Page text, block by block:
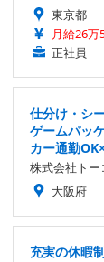
東京都
月給26万
正社員
仕分け・シ
ゲームパッ
カー通勤
株式会社トー
大阪府
充実の休暇